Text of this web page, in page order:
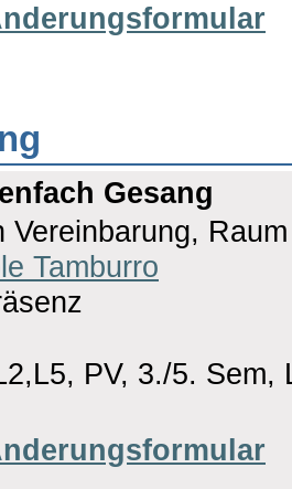
Gesang
Vereinbarung,
Tamburro
PV, 3./5. Sem,